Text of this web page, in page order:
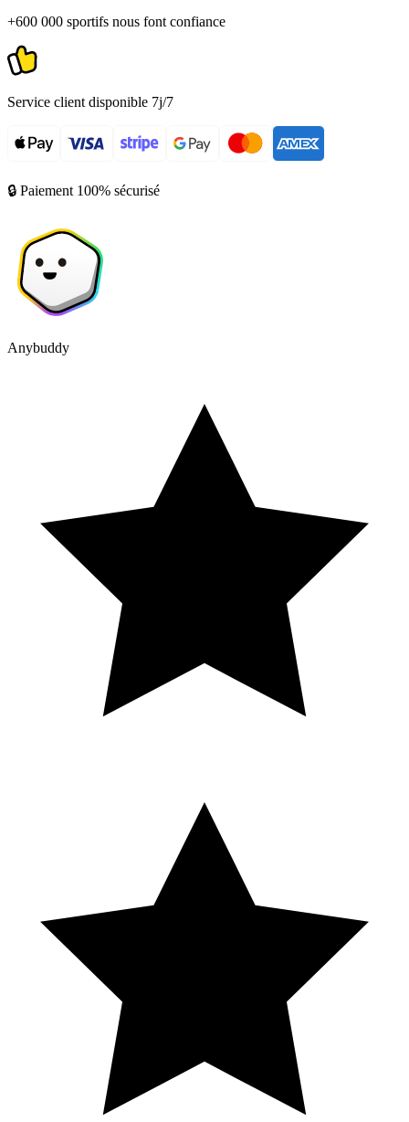
+600 000 sportifs nous font confiance
Service client disponible 7j/7
🔒 Paiement 100% sécurisé
Anybuddy